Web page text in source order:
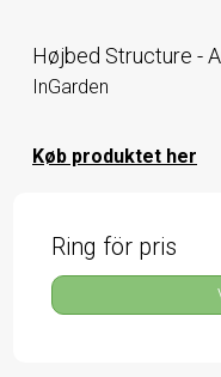
Højbed Structure -
InGarden
Køb produktet her
Ring för pris